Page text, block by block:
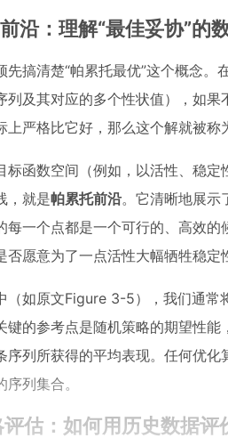
沿：理解“最佳妥协”的
先搞清楚“帕累托最优”这个概念
列及其对应的多个性状值），如
严格比它好，那么这个解就被称
标函数空间（例如，以活性、稳
，就是帕累托前沿。它清晰地展示
每一个点都是一个可行的、高效
否愿意为了一点活性大幅牺牲稳定
（如原文Figure 3-5），我们通常
键的参考点是随机策略的期望性
序列所获得的平均表现。任何优化
列集合。
估：如何用历史数据评